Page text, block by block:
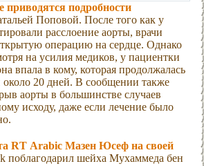
приводятся подробности
Поповой. После того как у
расслоение аорты, врачи
операцию на сердце. Однако
на усилия медиков, у пациентки
впала в кому, которая продолжалась
20 дней. В сообщении также
аорты в большинстве случаев
исходу, даже если лечение было
RT Arabic Мазен Юсеф на своей
поблагодарил шейха Мухаммеда бен